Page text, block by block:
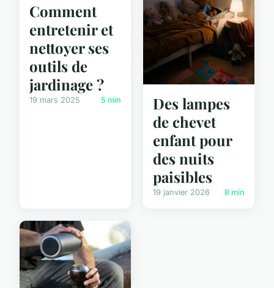
Comment
entretenir et
nettoyer ses
outils de
jardinage ?
19 mars 2025 5 min
Des lampes
de chevet
enfant pour
des nuits
paisibles
19 janvier 2026 8 min